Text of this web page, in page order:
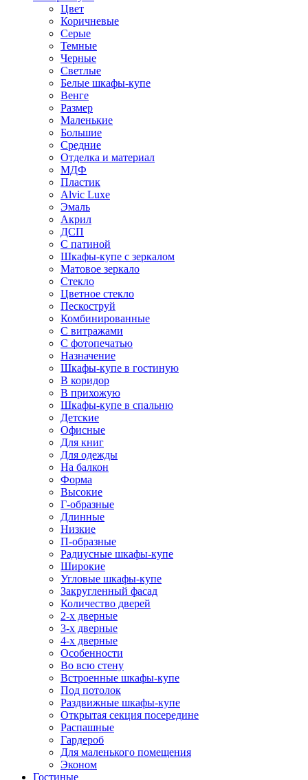
Цвет
Коричневые
Серые
Темные
Черные
Светлые
Белые шкафы-купе
Венге
Размер
Маленькие
Большие
Средние
Отделка и материал
МДФ
Пластик
Alvic Luxe
Эмаль
Акрил
ДСП
С патиной
Шкафы-купе с зеркалом
Матовое зеркало
Стекло
Цветное стекло
Пескоструй
Комбинированные
С витражами
С фотопечатью
Назначение
Шкафы-купе в гостиную
В коридор
В прихожую
Шкафы-купе в спальню
Детские
Офисные
Для книг
Для одежды
На балкон
Форма
Высокие
Г-образные
Длинные
Низкие
П-образные
Радиусные шкафы-купе
Широкие
Угловые шкафы-купе
Закругленный фасад
Количество дверей
2-х дверные
3-х дверные
4-х дверные
Особенности
Во всю стену
Встроенные шкафы-купе
Под потолок
Раздвижные шкафы-купе
Открытая секция посередине
Распашные
Гардероб
Для маленького помещения
Эконом
Гостиные